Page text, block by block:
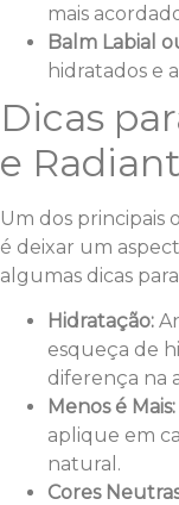
mais
Balm Labial
hidratados e
Dicas
e
Um dos principais
é deixar um
algumas dicas
Hidratação:
esqueça de
diferença na
Menos é Mais:
aplique em
natural.
Cores